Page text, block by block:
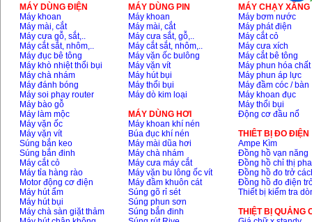
MÁY DÙNG ĐIỆN
Máy khoan
Máy mài, cắt
Máy cưa gỗ, sắt,..
Máy cắt sắt, nhôm,..
Máy đục bê tông
Máy khò nhiệt thổi bụi
Máy chà nhám
Máy đánh bóng
Máy soi phay router
Máy bào gỗ
Máy làm mộc
Máy vặn ốc
Máy vặn vít
Súng bắn keo
Súng bắn đinh
Máy cắt cỏ
Máy tỉa hàng rào
Motor động cơ điện
Máy hút ẩm
Máy hút bụi
Máy chà sàn giặt thảm
MÁY DÙNG PIN
Máy khoan
Máy mài, cắt
Máy cưa sắt, gỗ,..
Máy cắt sắt, nhôm,..
Máy vặn ốc bulông
Máy vặn vít
Máy hút bụi
Máy thổi bụi
Máy dò kim loại
MÁY DÙNG HƠI
Máy khoan khí nén
Búa đục khí nén
Máy mài dũa hơi
Máy chà nhám
Máy cưa máy cắt
Máy vặn bu lông ốc vít
Máy đầm khuôn cát
Súng gõ rỉ sét
Súng phun sơn
Súng bắn đinh
MÁY CHẠY
Máy bơm nước
Máy phát điện
Máy cắt cỏ
Máy cưa xích
Máy cắt bê tông
Máy phun hóa chất
Máy phun áp lực
Máy đầm cóc / bàn
Máy khoan đục
Máy thổi bụi
Động cơ đầu nổ
THIÊT BỊ ĐO ĐIỆN
Ampe Kìm
Đồng hồ vạn năng
Đồng hồ chỉ thị pha
Đồng hồ đo trở
Đồng hồ đo điện
Thiết bị kiểm tra
THIỆT BỊ QUẢNG